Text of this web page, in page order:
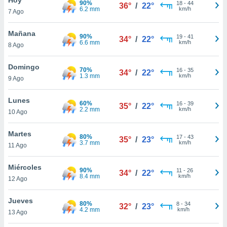
y
en
más
de
7 Ago
90%
6.2 mm
36° / 22° 18- 44
km/h
Mañana
8 Ago
90%
6.6 mm
34° / 22° 19- 41
km/h
Domingo
9 Ago
70%
1.3 mm
34° / 22° 16- 35
km/h
Lunes
10 Ago
60%
2.2 mm
35° / 22° 16- 39
km/h
Martes
11 Ago
80%
3.7 mm
35° / 23° 17- 43
km/h
Miércoles
12 Ago
90%
8.4 mm
34° / 22° 11 - 26
km/h
Jueves
13 Ago
80%
4.2 mm
32° / 23° 8- 34
km/h